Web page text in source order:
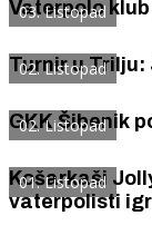
03. Listopad
Vaterpolo
02. Listopad
Turnir u Trilju:
02. Listopad
GKK Šibenik
01. Listopad
Košarkaši
vaterpolisti